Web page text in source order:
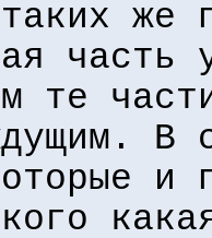
же
те
В
и